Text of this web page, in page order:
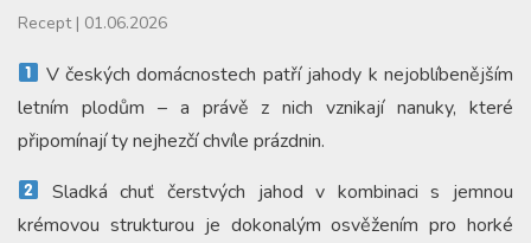
Recept | 01.06.2026
V českých domácnostech patří jahody k nejoblíbenějším
letním plodům – a právě z nich vznikají nanuky, které
připomínají ty nejhezčí chvíle prázdnin.
Sladká chuť čerstvých jahod v kombinaci s jemnou
krémovou strukturou je dokonalým osvěžením pro horké